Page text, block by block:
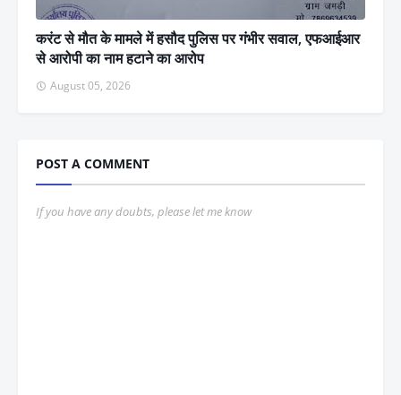
करंट से मौत के मामले में हसौद पुलिस पर गंभीर सवाल, एफआईआर
से आरोपी का नाम हटाने का आरोप
August 05, 2026
POST A COMMENT
If you have any doubts, please let me know